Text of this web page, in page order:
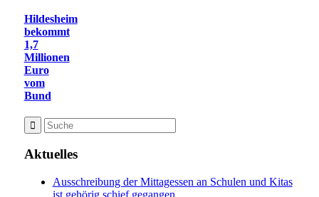
Hildesheim
bekommt
1,7
Millionen
Euro
vom
Bund
Aktuelles
Ausschreibung der Mittagessen an Schulen und Kitas
ist gehörig schief gegangen